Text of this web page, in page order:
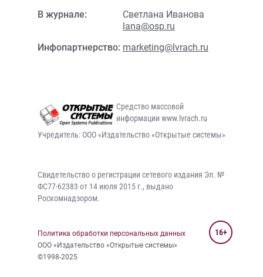
В журнале:
Светлана Иванова
lana@osp.ru
Инфопартнерство: marketing@lvrach.ru
Средство массовой
информации www.lvrach.ru
Учредитель: ООО «Издательство «Открытые системы»
Свидетельство о регистрации сетевого издания Эл. №
ФС77-62383 от 14 июля 2015 г., выдано
Роскомнадзором.
Политика обработки персональных данных
ООО «Издательство «Открытые системы»
©1998-2025
16+